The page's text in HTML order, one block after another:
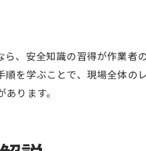
がる建設機械清掃のポイント
身につく実践的スキルとは
める建設機械清掃の専門性
、安全知識の習得が作業者
を学ぶことで、現場全体の
ります。